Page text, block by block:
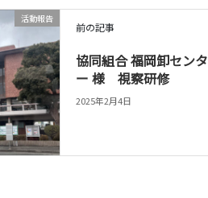
活動報告
前の記事
協同組合 福岡卸センタ
ー 様 視察研修
2025年2月4日